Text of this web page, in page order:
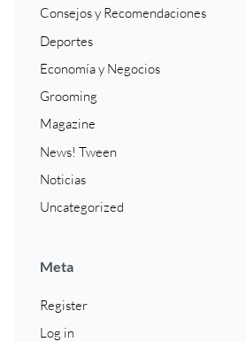
Consejos y Recomendaciones
Deportes
Economía y Negocios
Grooming
Magazine
News! Tween
Noticias
Uncategorized
Meta
Register
Log in